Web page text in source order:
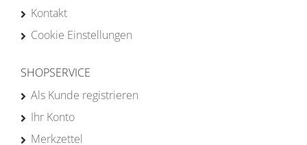
Kontakt
Cookie Einstellungen
SHOPSERVICE
Als Kunde registrieren
Ihr Konto
Merkzettel